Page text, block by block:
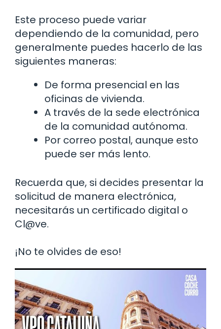
Este proceso puede variar
dependiendo de la comunidad, pero
generalmente puedes hacerlo de las
siguientes maneras:
De forma presencial en las
oficinas de vivienda.
A través de la sede electrónica
de la comunidad autónoma.
Por correo postal, aunque esto
puede ser más lento.
Recuerda que, si decides presentar la
solicitud de manera electrónica,
necesitarás un certificado digital o
Cl@ve.
¡No te olvides de eso!